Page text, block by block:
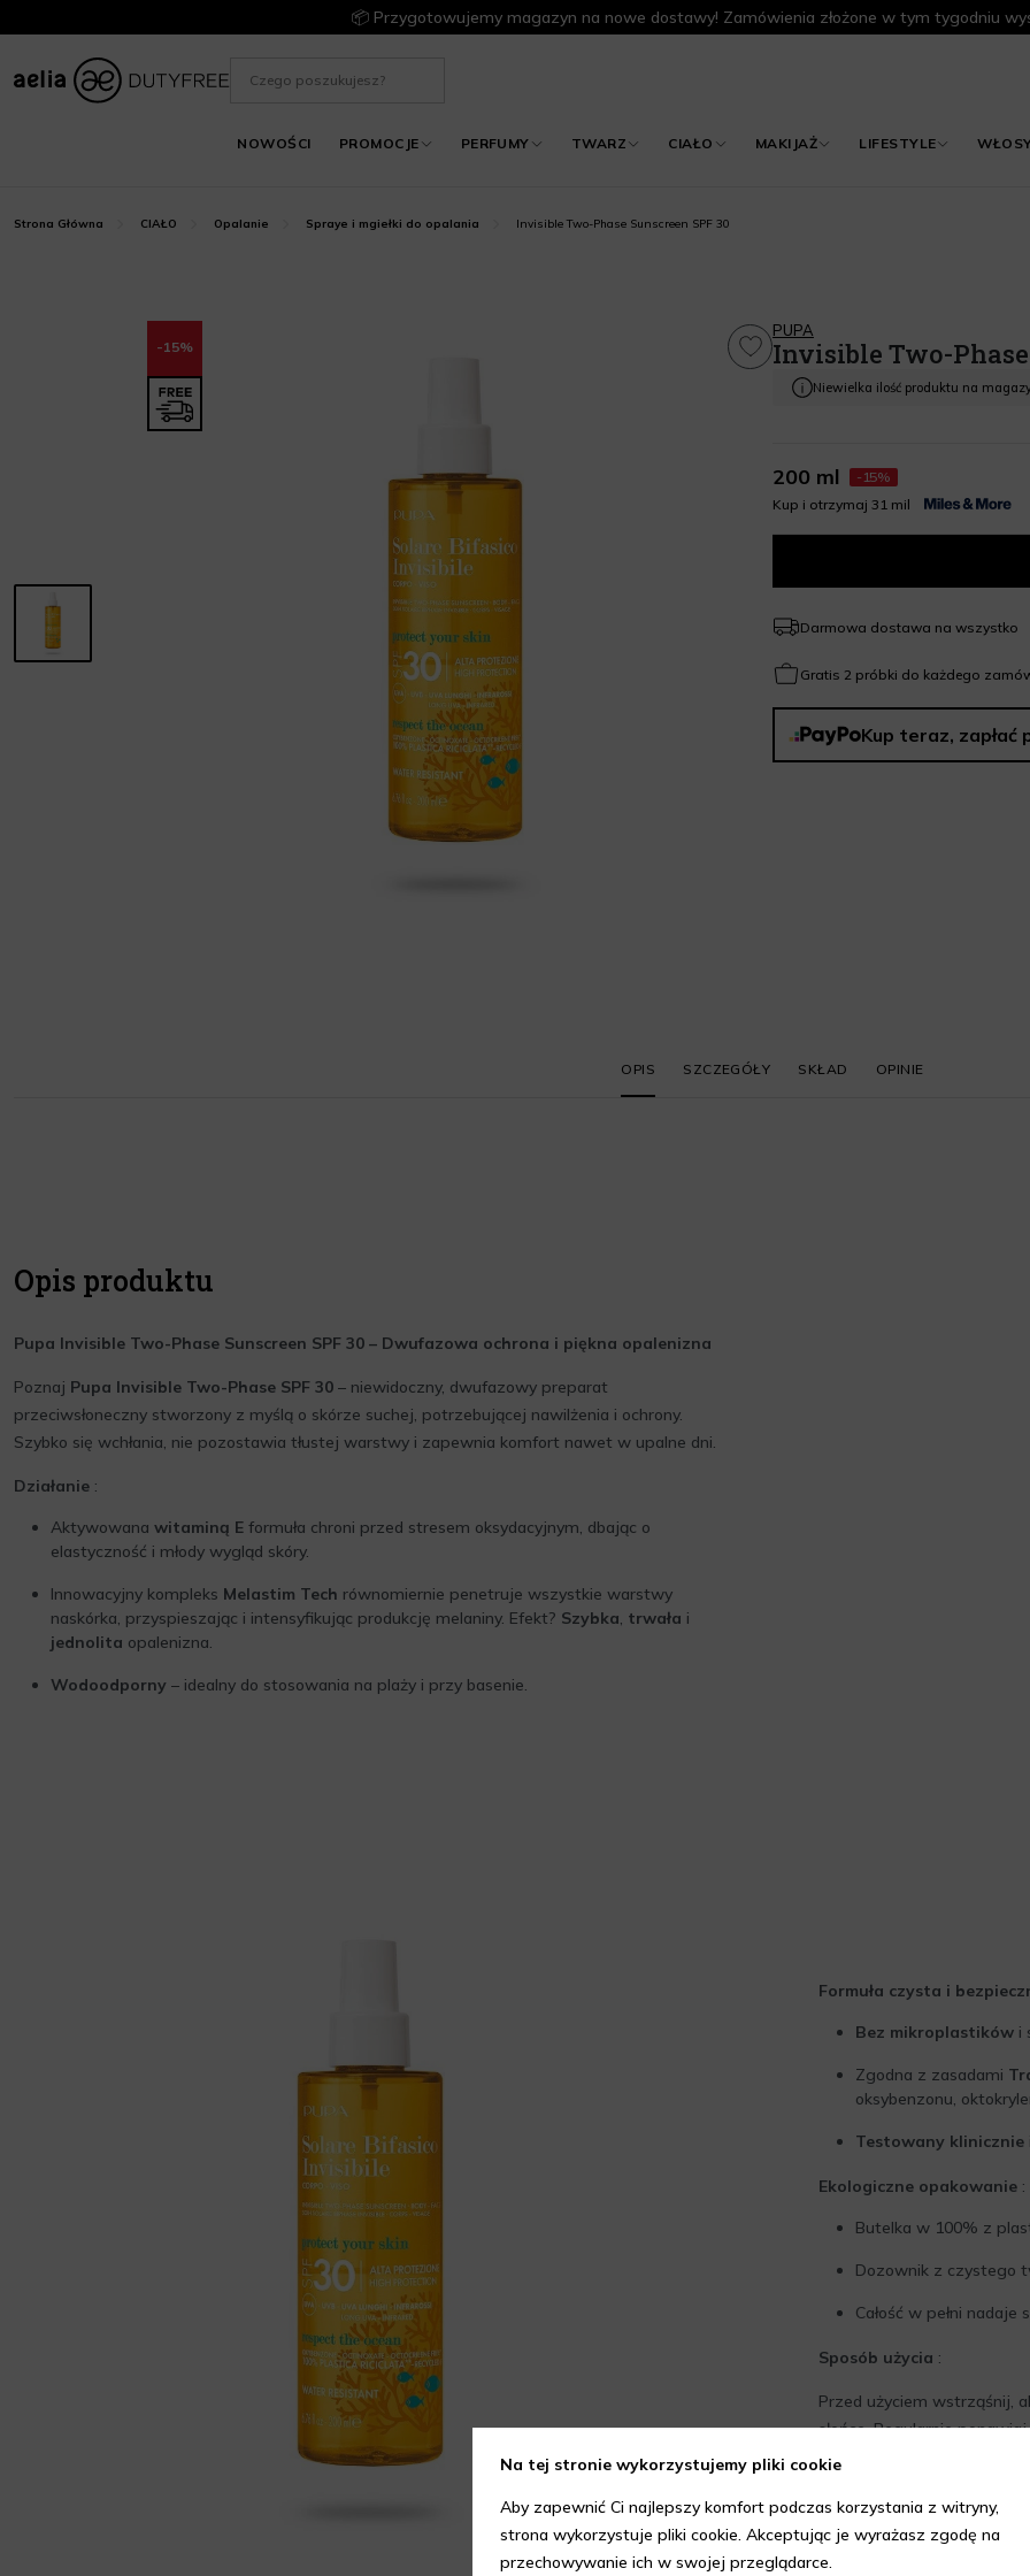
📦 Przygotowujemy magazyn na nowe dostawy! Zamówienia złożone w tym tygodniu
NOWOŚCI PROMOCJE PERFUMY TWARZ CIAŁO MAKIJAŻ LIFESTYLE
Strona Główna CIAŁO Opalanie Spraye i mgiełki do opalania Invisible Two-Phase Sunscreen SPF 30
-15%
PUPA
Invisible Two-Phase
Niewielka ilość produktu na
200 ml
-15%
Kup i otrzymaj 31 mil
Darmowa dostawa na wszystko
Gratis 2 próbki do każdego
Kup teraz, zapłać
OPIS SZCZEGÓŁY SKŁAD OPINIE
Opis produktu
Pupa Invisible Two-Phase Sunscreen SPF 30 – Dwufazowa ochrona i piękna opalenizna
Poznaj Pupa Invisible Two-Phase SPF 30 – niewidoczny, dwufazowy preparat
przeciwsłoneczny stworzony z myślą o skórze suchej, potrzebującej nawilżenia i ochrony.
Szybko się wchłania, nie pozostawia tłustej warstwy i zapewnia komfort nawet w upalne dni.
Działanie :
Aktywowana witaminą E formuła chroni przed stresem oksydacyjnym, dbając o
elastyczność i młody wygląd skóry.
Innowacyjny kompleks Melastim Tech równomiernie penetruje wszystkie warstwy
naskórka, przyspieszając i intensyfikując produkcję melaniny. Efekt? Szybka, trwała i
jednolita opalenizna.
Wodoodporny – idealny do stosowania na plaży i przy basenie.
Formuła czysta i
Bez mikroplastikówi
Zgodna z zasadami
oksybenzonu,
Testowany klinicznie
Ekologiczne opakowanie:
Butelka w 100% z
Dozownik z czystego
Całość w pełni nadaje
Sposób użycia :
Przed użyciem wstrząśnij,
słońce. Regularnie
ręcznikiem.
Pupa Two-Phase SPF 30
opalenizna.
Na tej stronie wykorzystujemy pliki cookie
Aby zapewnić Ci najlepszy komfort podczas korzystania z witryny,
strona wykorzystuje pliki cookie. Akceptując je wyrażasz zgodę na
przechowywanie ich w swojej przeglądarce.